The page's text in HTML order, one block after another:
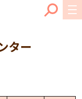
ター